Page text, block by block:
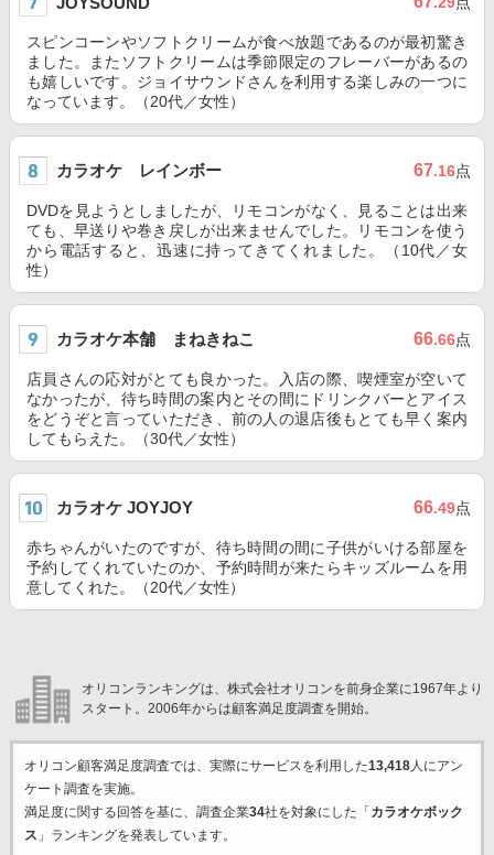
スピンコーンやソフトクリームが食べ放題であるのが最初驚き
ました。またソフトクリームは季節限定のフレーバーがあるの
も嬉しいです。ジョイサウンドさんを利用する楽しみの一つに
なっています。（20代／女性）
カラオケ レインボー 67.16点
DVDを見ようとしましたが、リモコンがなく、見ることは出来
ても、早送りや巻き戻しが出来ませんでした。リモコンを使う
から電話すると、迅速に持ってきてくれました。（10代／女
性）
カラオケ本舗 まねきねこ 66.66点
店員さんの応対がとても良かった。入店の際、喫煙室が空いて
なかったが、待ち時間の案内とその間にドリンクバーとアイス
をどうぞと言っていただき、前の人の退店後もとても早く案内
してもらえた。（30代／女性）
カラオケ JOYJOY 66.49点
赤ちゃんがいたのですが、待ち時間の間に子供がいける部屋を
予約してくれていたのか、予約時間が来たらキッズルームを用
意してくれた。（20代／女性）
オリコンランキングは、株式会社オリコンを前身企業に1967年より
スタート。2006年からは顧客満足度調査を開始。
オリコン顧客満足度調査では、実際にサービスを利用した13,418人にアン
ケート調査を実施。
満足度に関する回答を基に、調査企業34社を対象にした「 カラオケボック
ス 」ランキングを発表しています。